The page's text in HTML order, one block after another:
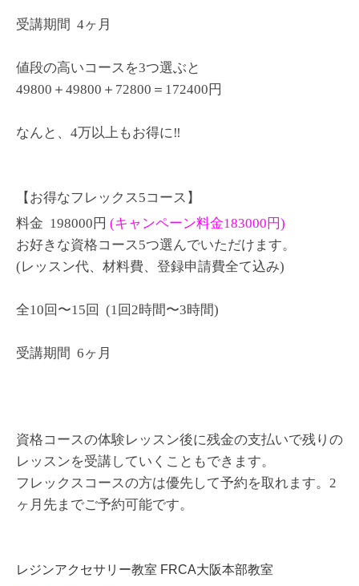
受講期間 4ヶ月
値段の高いコースを3つ選ぶと
49800＋49800＋72800＝172400円
なんと、4万以上もお得に‼︎
【お得なフレックス5コース】
料金 198000円 (キャンペーン料金183000円)
お好きな資格コース5つ選んでいただけます。
(レッスン代、材料費、登録申請費全て込み)
全10回〜15回 (1回2時間〜3時間)
受講期間 6ヶ月
資格コースの体験レッスン後に残金の支払いで残りの
レッスンを受講していくこともできます。
フレックスコースの方は優先して予約を取れます。2
ヶ月先までご予約可能です。
レジンアクセサリー教室 FRCA大阪本部教室